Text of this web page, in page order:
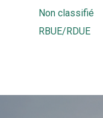
Non classifié
RBUE/RDUE